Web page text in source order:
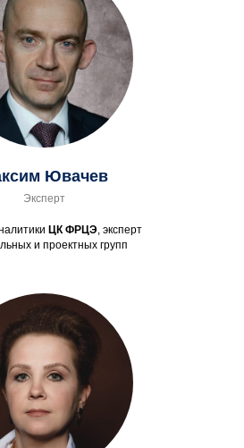
Ювачев
Эксперт
ЦК ФРЦЭ, эксперт
и проектных групп